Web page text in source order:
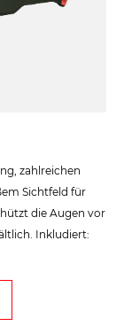
zahlreichen
Sichtfeld für
die Augen vor
Inkludiert: